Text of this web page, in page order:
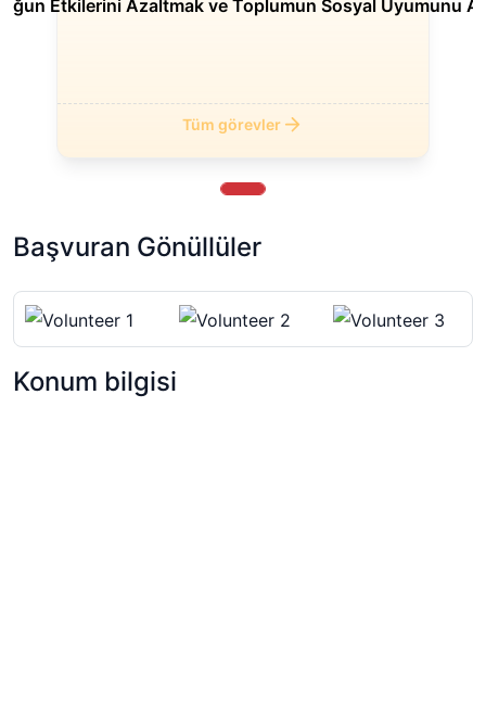
Etkilerini Azaltmak ve Toplumun Sosyal Uyumunu
Tüm görevler
Başvuran Gönüllüler
Konum bilgisi